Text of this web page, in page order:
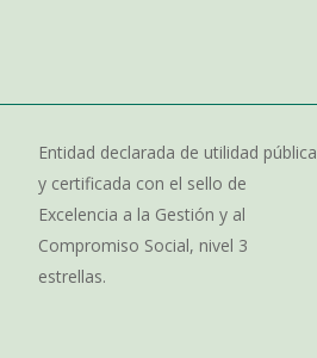
Entidad declarada de utilidad pública
y certificada con el sello de
Excelencia a la Gestión y al
Compromiso Social, nivel 3
estrellas.